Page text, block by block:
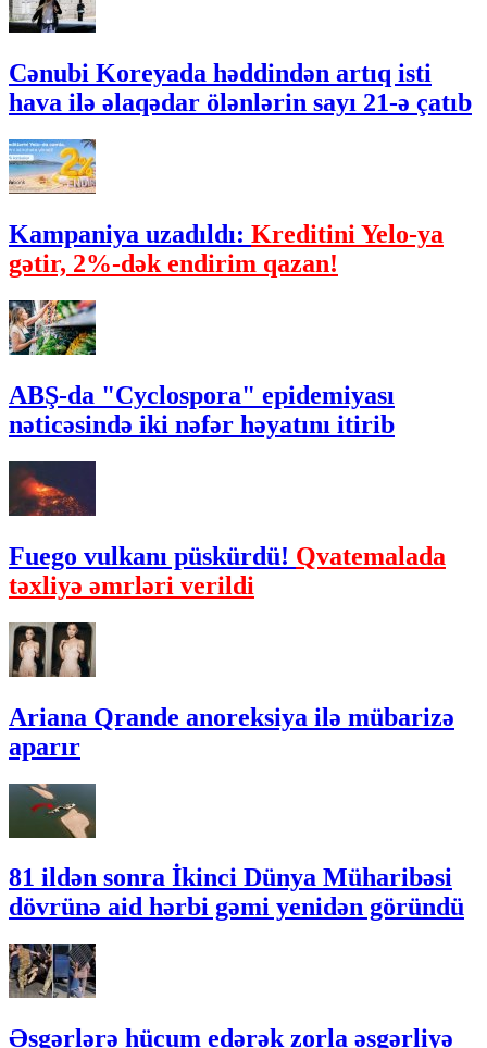
Cənubi Koreyada həddindən artıq isti
hava ilə əlaqədar ölənlərin sayı 21-ə çatıb
Kampaniya uzadıldı: Kreditini Yelo-ya
gətir, 2%-dək endirim qazan!
ABŞ-da "Cyclospora" epidemiyası
nəticəsində iki nəfər həyatını itirib
Fuego vulkanı püskürdü! Qvatemalada
təxliyə əmrləri verildi
Ariana Qrande anoreksiya ilə mübarizə
aparır
81 ildən sonra İkinci Dünya Müharibəsi
dövrünə aid hərbi gəmi yenidən göründü
Əsgərlərə hücum edərək zorla əsgərliyə